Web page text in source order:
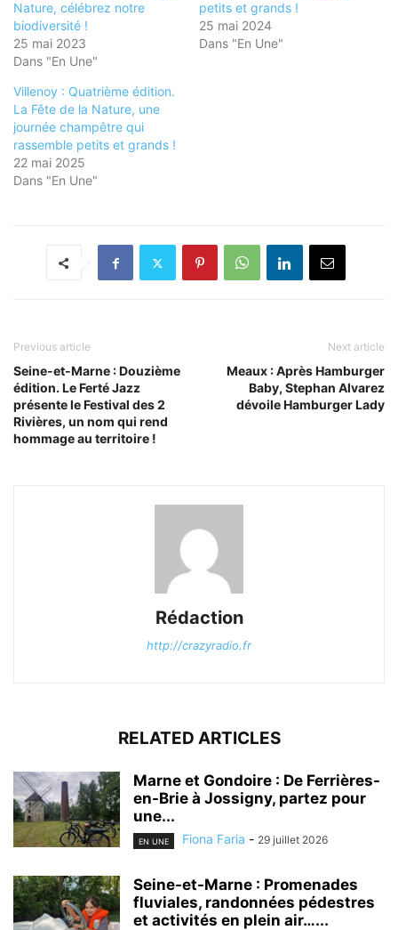
Nature, célébrez notre
biodiversité !
25 mai 2023
Dans "En Une"
petits et grands !
25 mai 2024
Dans "En Une"
Villenoy : Quatrième édition.
La Fête de la Nature, une
journée champêtre qui
rassemble petits et grands !
22 mai 2025
Dans "En Une"
Previous article
Seine-et-Marne : Douzième
édition. Le Ferté Jazz
présente le Festival des 2
Rivières, un nom qui rend
hommage au territoire !
Next article
Meaux : Après Hamburger
Baby, Stephan Alvarez
dévoile Hamburger Lady
Rédaction
http://crazyradio.fr
RELATED ARTICLES
Marne et Gondoire : De Ferrières-
en-Brie à Jossigny, partez pour
une...
EN UNE Fiona Faria - 29 juillet 2026
Seine-et-Marne : Promenades
fluviales, randonnées pédestres
et activités en plein air…...